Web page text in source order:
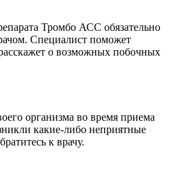
Тромбо АСС обязательно
Специалист поможет
о возможных побочных
организма во время приема
какие-либо неприятные
к врачу.